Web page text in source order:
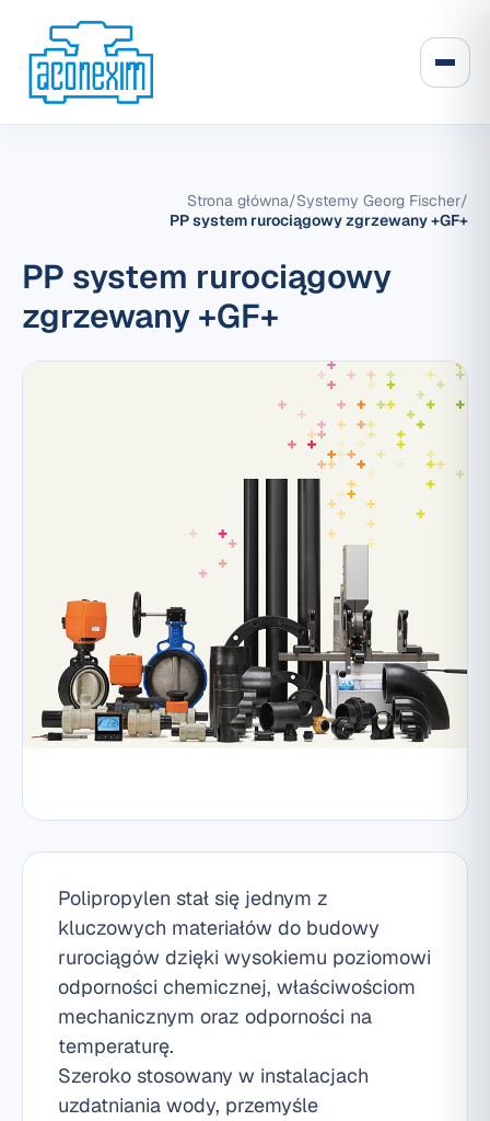
Strona główna/Systemy Georg Fischer/
PP system rurociągowy zgrzewany +GF+
PP system rurociągowy
zgrzewany +GF+
Polipropylen stał się jednym z
kluczowych materiałów do budowy
rurociągów dzięki wysokiemu poziomowi
odporności chemicznej, właściwościom
mechanicznym oraz odporności na
temperaturę.
Szeroko stosowany w instalacjach
uzdatniania wody, przemyśle